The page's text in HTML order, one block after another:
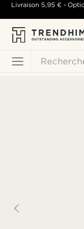
Livraison 5,95 €-